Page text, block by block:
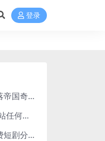
登录
麻豆新作《日不落帝国奇欲记》流出，已解除登录验证！
Noiz AI，这个网站任何声音都能克隆，完全免费
【小白短剧】免费短剧分享2025年1月3日